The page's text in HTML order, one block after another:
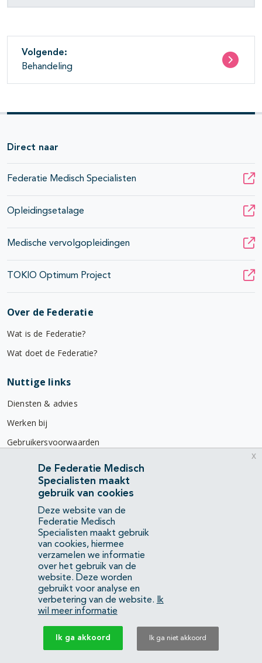
Volgende:
Behandeling
Direct naar
Federatie Medisch Specialisten
Opleidingsetalage
Medische vervolgopleidingen
TOKIO Optimum Project
Over de Federatie
Wat is de Federatie?
Wat doet de Federatie?
Nuttige links
Diensten & advies
Werken bij
Gebruikersvoorwaarden
Privacyverklaring
Contact
Mercatorlaan 1200
3528 BL Utrecht
(088) 505 34 34
info@richtlijnendatabase.nl
YouTubeLinkedIn
KvK Federatie Medisch Specialisten:40483480
Privacyverklaring
De Federatie Medisch
Specialisten maakt
gebruik van cookies
Deze website van de
Federatie Medisch
Specialisten maakt gebruik
van cookies, hiermee
verzamelen we informatie
over het gebruik van de
website. Deze worden
gebruikt voor analyse en
verbetering van de website.
Ik
wil meer informatie
Ik ga akkoord Ik ga niet akkoord
x